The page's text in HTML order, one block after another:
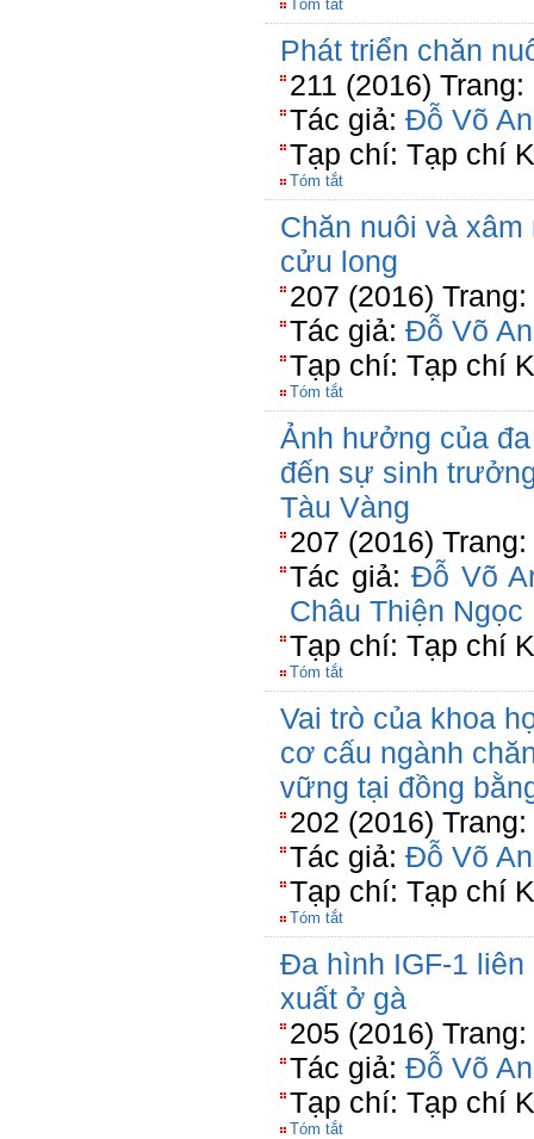
Tóm tắt
Phát triển chăn
211 (2016) Trang:
Tác giả: Đỗ Võ
Tạp chí: Tạp chí
Tóm tắt
Chăn nuôi và
cửu long
207 (2016)
Tác giả: Đỗ Võ
Tạp chí: Tạp chí
Tóm tắt
Ảnh hưởng của
đến sự sinh
Tàu Vàng
207 (2016)
Tác giả: Đỗ Võ
Châu Thiện Ngọc
Tạp chí: Tạp chí
Tóm tắt
Vai trò của khoa
cơ cấu ngành
vững tại đồng
202 (2016)
Tác giả: Đỗ Võ
Tạp chí: Tạp chí
Tóm tắt
Đa hình IGF-1
xuất ở gà
205 (2016) Trang:
Tác giả: Đỗ Võ
Tạp chí: Tạp chí
Tóm tắt